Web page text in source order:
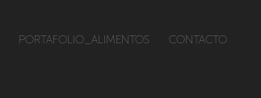
PORTAFOLIO_ALIMENTOS CONTACTO